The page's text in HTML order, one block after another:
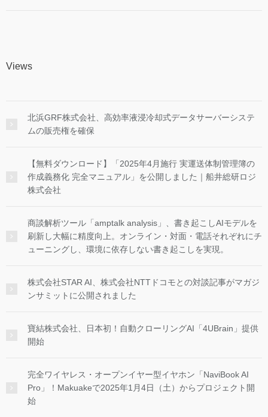
Views
北浜GRF株式会社、高効率液浸冷却式データサーバーシステ
ムの販売権を確保
【無料ダウンロード】「2025年4月施行 実運送体制管理簿の
作成義務化 完全マニュアル」を公開しました｜船井総研ロジ
株式会社
商談解析ツール「amptalk analysis」、書き起こしAIモデルを
刷新し大幅に精度向上。オンライン・対面・電話それぞれにチ
ューニングし、環境に依存しない書き起こしを実現。
株式会社STAR AI、株式会社NTTドコモとの対談記事がマガジ
ンサミットに公開されました
寶結株式会社、日本初！自動クローリングAI「4UBrain」提供
開始
完全ワイヤレス・オープンイヤー型イヤホン「NaviBook AI
Pro」！Makuakeで2025年1月4日（土）からプロジェクト開
始